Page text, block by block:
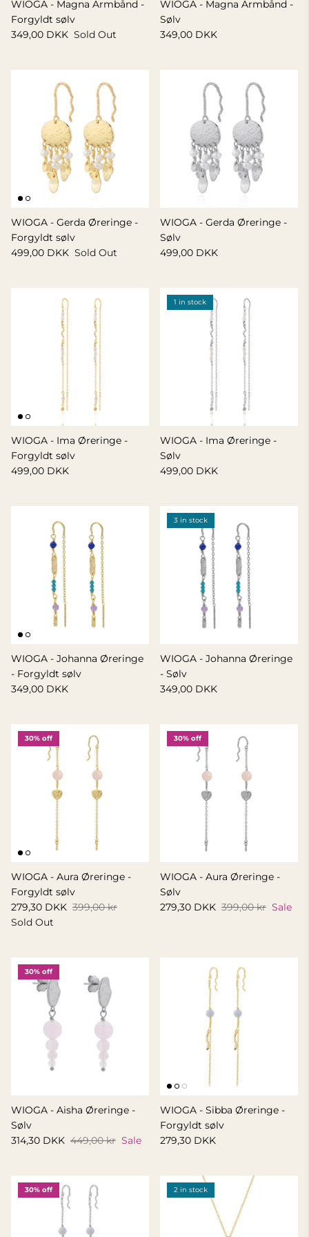
GIFT IDEA 500 - 800 KR
WIOGA - Magna Armbånd -
Forgyldt sølv
349,00 DKK Sold Out
WIOGA - Magna Armbånd -
Sølv
349,00 DKK
WIOGA - Gerda Øreringe -
Forgyldt sølv
499,00 DKK Sold Out
WIOGA - Gerda Øreringe -
Sølv
499,00 DKK
WIOGA - Ima Øreringe -
Forgyldt sølv
499,00 DKK
1 in stock
WIOGA - Ima Øreringe -
Sølv
499,00 DKK
WIOGA - Johanna Øreringe
- Forgyldt sølv
349,00 DKK
3 in stock
WIOGA - Johanna Øreringe
- Sølv
349,00 DKK
30% off
WIOGA - Aura Øreringe -
Forgyldt sølv
279,30 DKK 399,00 kr
Sold Out
30% off
WIOGA - Aura Øreringe -
Sølv
279,30 DKK 399,00 kr Sale
30% off
WIOGA - Aisha Øreringe -
Sølv
314,30 DKK 449,00 kr Sale
WIOGA - Sibba Øreringe -
Forgyldt sølv
279,30 DKK
30% off 2 in stock